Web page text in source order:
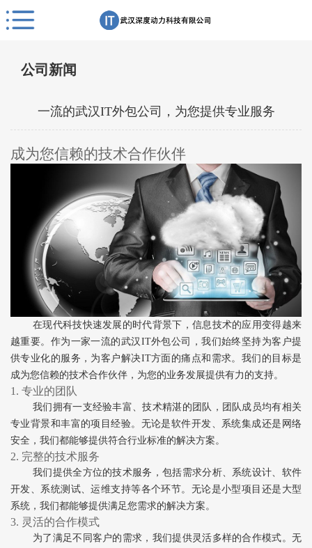
公司新闻
一流的武汉IT外包公司，为您提供专业服务
成为您信赖的技术合作伙伴
在现代科技快速发展的时代背景下，信息技术的应用变得越来
越重要。作为一家一流的武汉IT外包公司，我们始终坚持为客户提
供专业化的服务，为客户解决IT方面的痛点和需求。我们的目标是
成为您信赖的技术合作伙伴，为您的业务发展提供有力的支持。
1. 专业的团队
我们拥有一支经验丰富、技术精湛的团队，团队成员均有相关
专业背景和丰富的项目经验。无论是软件开发、系统集成还是网络
安全，我们都能够提供符合行业标准的解决方案。
2. 完整的技术服务
我们提供全方位的技术服务，包括需求分析、系统设计、软件
开发、系统测试、运维支持等各个环节。无论是小型项目还是大型
系统，我们都能够提供满足您需求的解决方案。
3. 灵活的合作模式
为了满足不同客户的需求，我们提供灵活多样的合作模式。无